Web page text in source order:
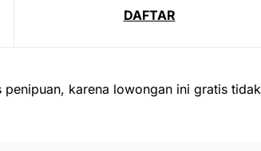
DAFTAR
karena lowongan ini gratis tidak